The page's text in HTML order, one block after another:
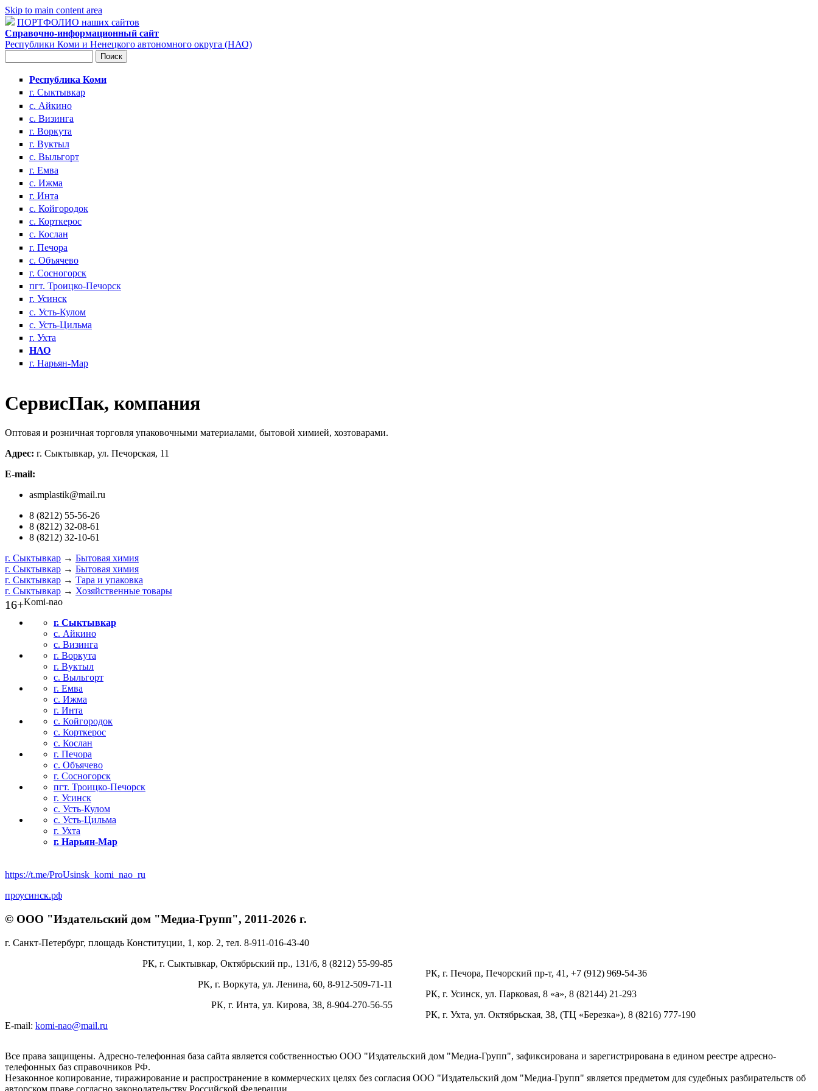
Skip to main content area
ПОРТФОЛИО наших сайтов
Справочно-информационный сайт
Республики Коми и Ненецкого автономного округа (НАО)
Республика Коми
г. Сыктывкар
с. Айкино
с. Визинга
г. Воркута
г. Вуктыл
с. Выльгорт
г. Емва
с. Ижма
г. Инта
с. Койгородок
с. Корткерос
с. Кослан
г. Печора
с. Объячево
г. Сосногорск
пгт. Троицко-Печорск
г. Усинск
с. Усть-Кулом
с. Усть-Цильма
г. Ухта
НАО
г. Нарьян-Мар
СервисПак, компания
Оптовая и розничная торговля упаковочными материалами, бытовой химией, хозтоварами.
Адрес: г. Сыктывкар, ул. Печорская, 11
E-mail:
asmplastik@mail.ru
8 (8212) 55-56-26
8 (8212) 32-08-61
8 (8212) 32-10-61
г. Сыктывкар → Бытовая химия
г. Сыктывкар → Бытовая химия
г. Сыктывкар → Тара и упаковка
г. Сыктывкар → Хозяйственные товары
16+Komi-nao
г. Сыктывкар
с. Айкино
с. Визинга
г. Воркута
г. Вуктыл
с. Выльгорт
г. Емва
с. Ижма
г. Инта
с. Койгородок
с. Корткерос
с. Кослан
г. Печора
с. Объячево
г. Сосногорск
пгт. Троицко-Печорск
г. Усинск
с. Усть-Кулом
с. Усть-Цильма
г. Ухта
г. Нарьян-Мар
https://t.me/ProUsinsk_komi_nao_ru
проусинск.рф
© ООО "Издательский дом "Медиа-Групп", 2011-2026 г.
г. Санкт-Петербург, площадь Конституции, 1, кор. 2, тел. 8-911-016-43-40
РК, г. Печора, Печорский пр-т, 41, +7 (912) 969-54-36
РК, г. Усинск, ул. Парковая, 8 «а», 8 (82144) 21-293
РК, г. Ухта, ул. Октябрьская, 38, (ТЦ «Березка»), 8 (8216) 777-190
РК, г. Сыктывкар, Октябрьский пр., 131/6, 8 (8212) 55-99-85
РК, г. Воркута, ул. Ленина, 60, 8-912-509-71-11
РК, г. Инта, ул. Кирова, 38, 8-904-270-56-55
E-mail: komi-nao@mail.ru
Все права защищены. Адресно-телефонная база сайта является собственностью ООО "Издательский дом "Медиа-Групп", зафиксирована и зарегистрирована в едином реестре адресно-
телефонных баз справочников РФ.
Незаконное копирование, тиражирование и распространение в коммерческих целях без согласия ООО "Издательский дом "Медиа-Групп" является предметом для судебных разбирательств об
авторском праве согласно законодательству Российской Федерации.